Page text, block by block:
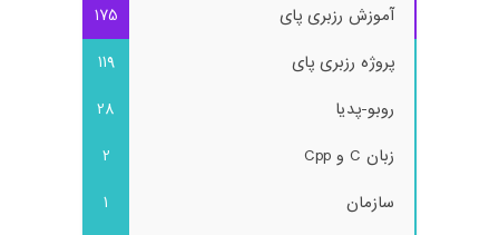
آموزش رزبری پای
175
پروژه رزبری پای
119
روبو-پدیا
28
زبان C و Cpp
2
سازمان
1